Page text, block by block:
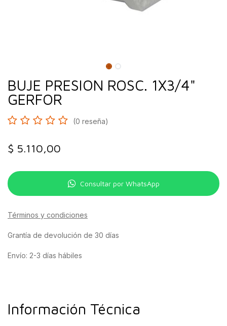
BUJE PRESION ROSC. 1X3/4"
GERFOR
(0 reseña)
$ 5.110,00
Consultar por WhatsApp
Términos y condiciones
Grantía de devolución de 30 días
Envío: 2-3 días hábiles
Información Técnica